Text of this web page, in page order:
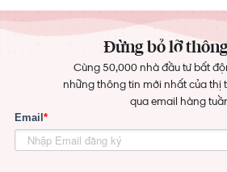
Đừng bỏ lỡ
Cùng 50,000 nhà đầu tư bất
những thông tin mới nhất của thị
qua email hàng